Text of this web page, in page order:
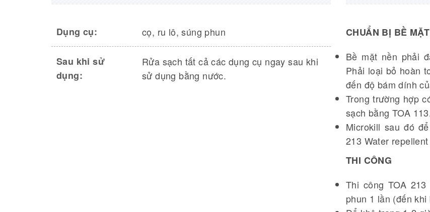
Dụng cụ: cọ, ru lô, súng phun
Sau khi sử
dụng:
Rửa sạch tất cả các dụng cụ ngay sau khi
sử dụng bằng nước.
CHUẨN BỊ BỀ MẶT
Bề mặt nền phải
Phải loại bỏ hoàn
đến độ bám dính
Trong trường hợp
sạch bằng TOA
Microkill sau đó
213 Water
THI CÔNG
Thi công TOA
phun 1 lần (đến khi